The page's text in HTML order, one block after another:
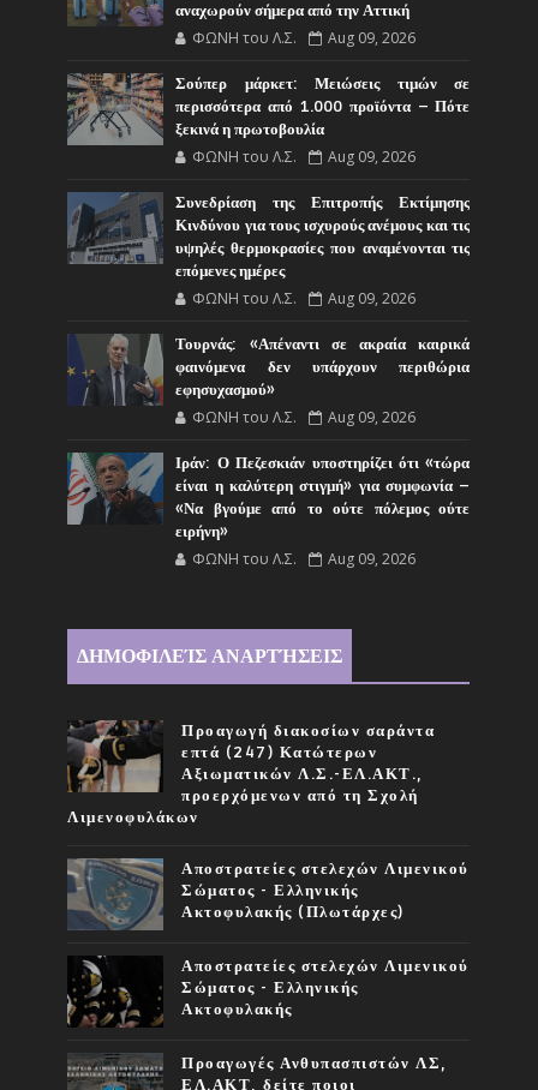
αναχωρούν σήμερα από την Αττική
ΦΩΝΗ του Λ.Σ. Aug 09, 2026
Σούπερ μάρκετ: Μειώσεις τιμών σε
περισσότερα από 1.000 προϊόντα – Πότε
ξεκινά η πρωτοβουλία
ΦΩΝΗ του Λ.Σ. Aug 09, 2026
Συνεδρίαση της Επιτροπής Εκτίμησης
Κινδύνου για τους ισχυρούς ανέμους και τις
υψηλές θερμοκρασίες που αναμένονται τις
επόμενες ημέρες
ΦΩΝΗ του Λ.Σ. Aug 09, 2026
Τουρνάς: «Απέναντι σε ακραία καιρικά
φαινόμενα δεν υπάρχουν περιθώρια
εφησυχασμού»
ΦΩΝΗ του Λ.Σ. Aug 09, 2026
Ιράν: Ο Πεζεσκιάν υποστηρίζει ότι «τώρα
είναι η καλύτερη στιγμή» για συμφωνία –
«Να βγούμε από το ούτε πόλεμος ούτε
ειρήνη»
ΦΩΝΗ του Λ.Σ. Aug 09, 2026
ΔΗΜΟΦΙΛΕΊΣ ΑΝΑΡΤΉΣΕΙΣ
Προαγωγή διακοσίων σαράντα
επτά (247) Κατώτερων
Αξιωματικών Λ.Σ.-ΕΛ.ΑΚΤ.,
προερχόμενων από τη Σχολή
Λιμενοφυλάκων
Αποστρατείες στελεχών Λιμενικού
Σώματος - Ελληνικής
Ακτοφυλακής (Πλωτάρχες)
Αποστρατείες στελεχών Λιμενικού
Σώματος - Ελληνικής
Ακτοφυλακής
Προαγωγές Ανθυπασπιστών ΛΣ,
ΕΛ.ΑΚΤ, δείτε ποιοι